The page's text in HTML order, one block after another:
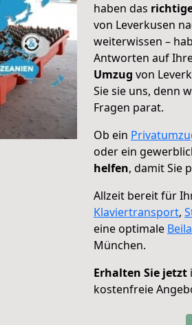
haben das
von Leverkusen
weiterwissen –
Antworten auf
Umzug von
Sie sie uns, denn
Fragen parat.
Ob ein
oder ein
helfen, damit Sie
Allzeit bereit für
Klaviertransport,
eine optimale
München.
Erhalten Sie jetzt
kostenfreie